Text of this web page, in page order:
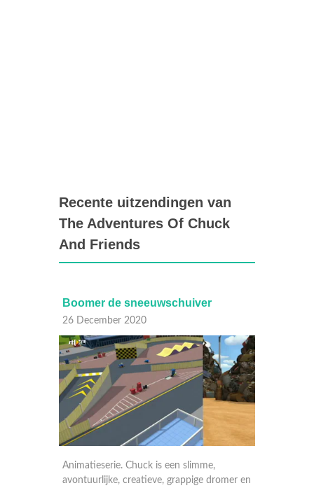
Recente uitzendingen van
The Adventures Of Chuck
And Friends
Boomer de sneeuwschuiver
26 December 2020
Animatieserie. Chuck is een slimme,
avontuurlijke, creatieve, grappige dromer en